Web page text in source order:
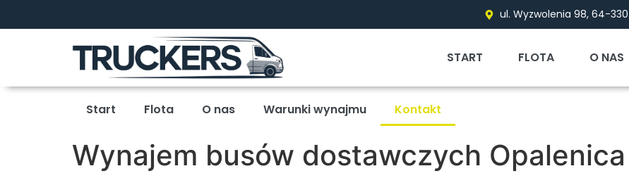
ul. Wyzwolenia 98, 64-
START FLOTA O NAS
Start Flota O nas Warunki wynajmu Kontakt
Wynajem busów dostawczych Opalenica